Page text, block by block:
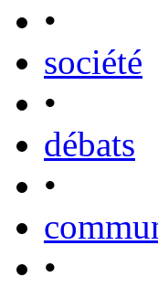
•
société
•
débats
•
•